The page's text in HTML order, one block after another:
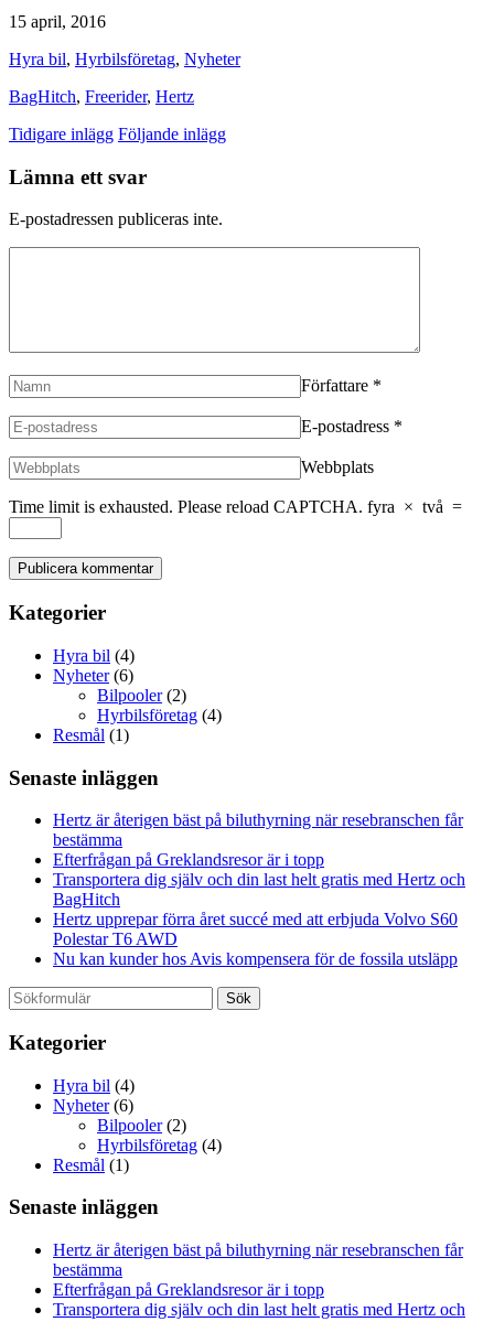
15 april, 2016
Hyra bil, Hyrbilsföretag, Nyheter
BagHitch, Freerider, Hertz
Tidigare inlägg Följande inlägg
Lämna ett svar
E-postadressen publiceras inte.
Författare *
E-postadress *
Webbplats
Time limit is exhausted. Please reload CAPTCHA. fyra × två =
Kategorier
Hyra bil (4)
Nyheter(6)
Bilpooler(2)
Hyrbilsföretag (4)
Resmål (1)
Senaste inläggen
Hertz är återigen bäst på biluthyrning när resebranschen får
bestämma
Efterfrågan på Greklandsresor är i topp
Transportera dig själv och din last helt gratis med Hertz och
BagHitch
Hertz upprepar förra året succé med att erbjuda Volvo S60
Polestar T6 AWD
Nu kan kunder hos Avis kompensera för de fossila utsläpp
Kategorier
Hyra bil (4)
Nyheter(6)
Bilpooler(2)
Hyrbilsföretag (4)
Resmål (1)
Senaste inläggen
Hertz är återigen bäst på biluthyrning när resebranschen får
bestämma
Efterfrågan på Greklandsresor är i topp
Transportera dig själv och din last helt gratis med Hertz och